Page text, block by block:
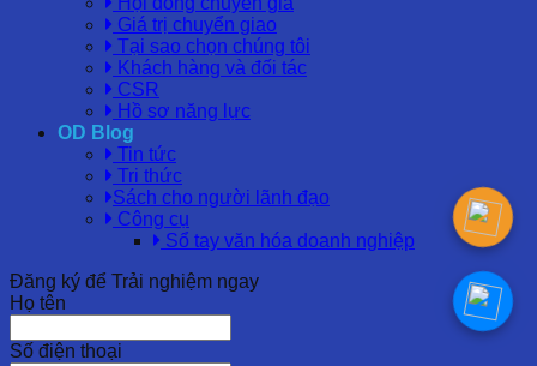
Giá trị chuyển giao
Tại sao chọn chúng tôi
Khách hàng và đối tác
CSR
Hồ sơ năng lực
OD Blog
Tin tức
Tri thức
Sách cho người lãnh đạo
Công cụ
Sổ tay văn hóa doanh nghiệp
Đăng ký để Trải nghiệm ngay
Họ tên
Số điện thoại